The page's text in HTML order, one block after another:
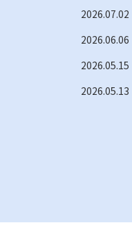
2026.07.02
2026.06.06
2026.05.15
2026.05.13